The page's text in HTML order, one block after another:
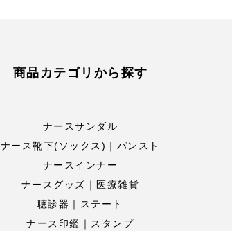
商品カテゴリから探す
ナースサンダル
ナース靴下(ソックス)｜パンスト
ナースインナー
ナースグッズ｜医療雑貨
聴診器｜ステート
ナース印鑑｜スタンプ